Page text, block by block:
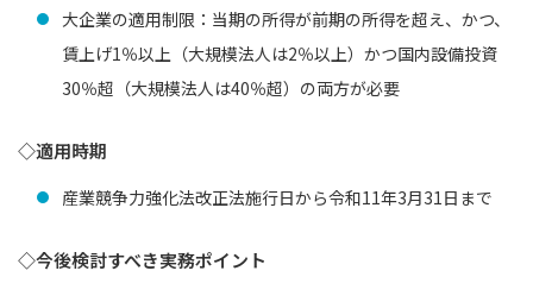
大企業の適用制限：当期の所得が前期の所得を超え、かつ、
賃上げ1％以上（大規模法人は2％以上）かつ国内設備投資
30％超（大規模法人は40％超）の両方が必要
◇適用時期
産業競争力強化法改正法施行日から令和11年3月31日まで
◇今後検討すべき実務ポイント